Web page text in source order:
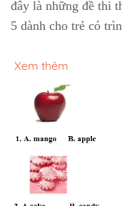
đây là những đề thi
5 dành cho trẻ có
Xem thêm